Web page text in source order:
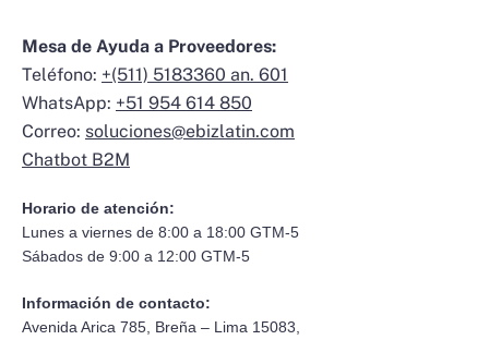
Mesa de Ayuda a Proveedores:
Teléfono: +(511) 5183360 an. 601
WhatsApp: +51 954 614 850
Correo: soluciones@ebizlatin.com
Chatbot B2M
Horario de atención:
Lunes a viernes de 8:00 a 18:00 GTM-5
Sábados de 9:00 a 12:00 GTM-5
Información de contacto:
Avenida Arica 785, Breña – Lima 15083,